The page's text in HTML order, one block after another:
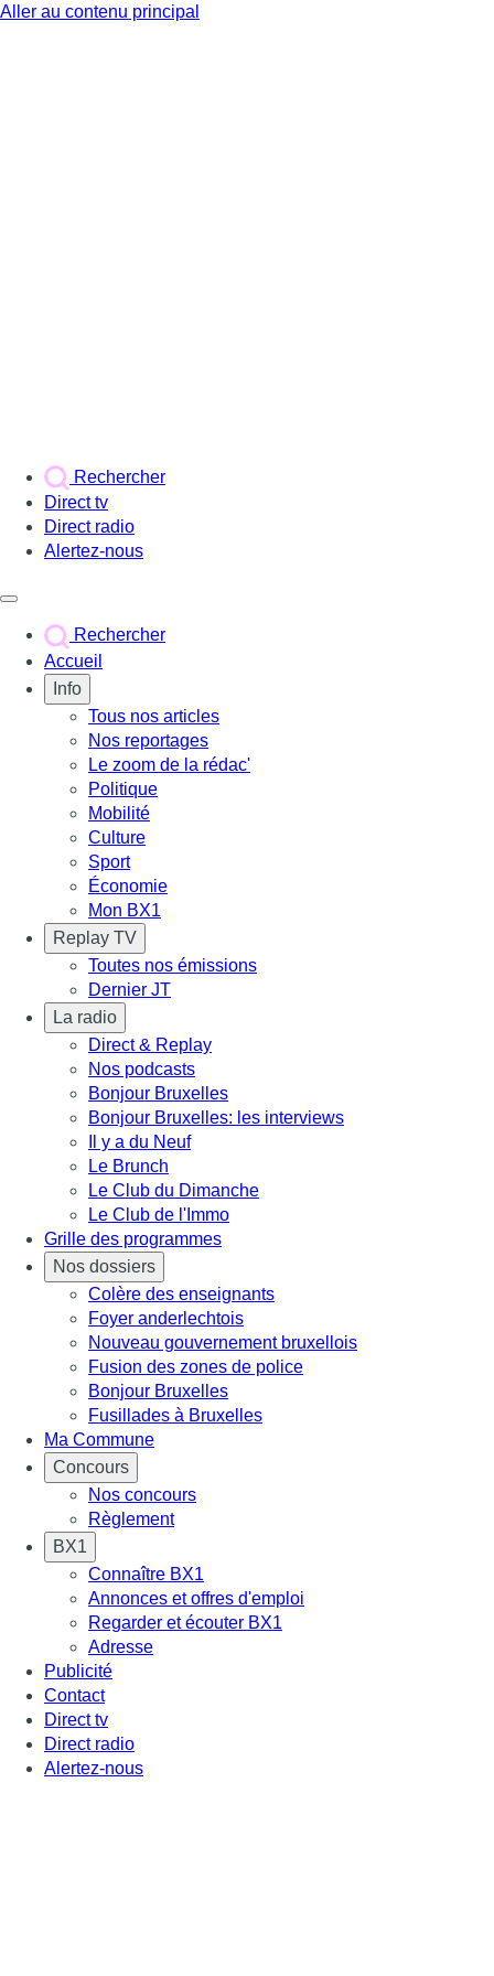
Aller au contenu principal
Rechercher
Direct tv
Direct radio
Alertez-nous
Rechercher
Accueil
Info
Tous nos articles
Nos reportages
Le zoom de la rédac'
Politique
Mobilité
Culture
Sport
Économie
Mon BX1
Replay TV
Toutes nos émissions
Dernier JT
La radio
Direct & Replay
Nos podcasts
Bonjour Bruxelles
Bonjour Bruxelles: les interviews
Il y a du Neuf
Le Brunch
Le Club du Dimanche
Le Club de l'Immo
Grille des programmes
Nos dossiers
Colère des enseignants
Foyer anderlechtois
Nouveau gouvernement bruxellois
Fusion des zones de police
Bonjour Bruxelles
Fusillades à Bruxelles
Ma Commune
Concours
Nos concours
Règlement
BX1
Connaître BX1
Annonces et offres d'emploi
Regarder et écouter BX1
Adresse
Publicité
Contact
Direct tv
Direct radio
Alertez-nous